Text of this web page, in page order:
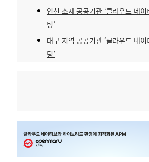
인천 소재 공공기관 ‘클라우드 네
팅’
대구 지역 공공기관 ‘클라우드 네
팅’